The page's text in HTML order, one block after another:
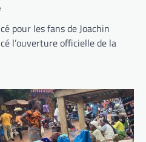
pour les fans de Joachin
l’ouverture officielle de la